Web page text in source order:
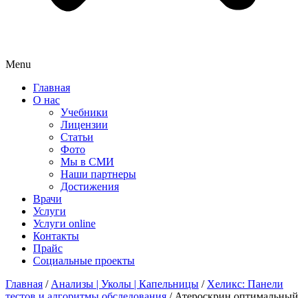
Menu
Главная
О нас
Учебники
Лицензии
Статьи
Фото
Мы в СМИ
Наши партнеры
Достижения
Врачи
Услуги
Услуги online
Контакты
Прайс
Социальные проекты
Главная / Анализы | Уколы | Капельницы / Хеликс: Панели